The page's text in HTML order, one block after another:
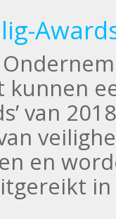
van
en